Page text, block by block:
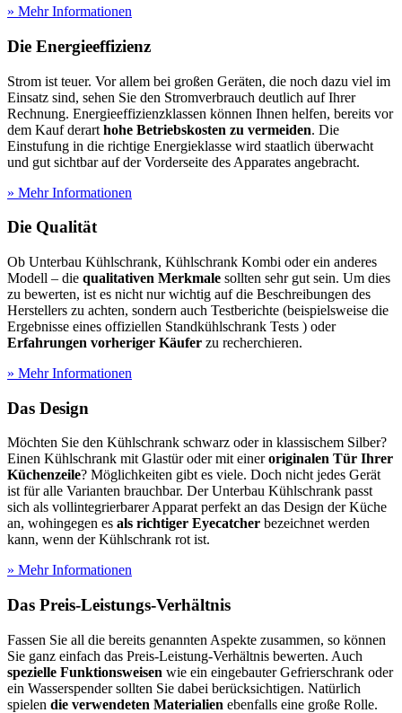
» Mehr Informationen
Die Energieeffizienz
Strom ist teuer. Vor allem bei großen Geräten, die noch dazu viel im
Einsatz sind, sehen Sie den Stromverbrauch deutlich auf Ihrer
Rechnung. Energieeffizienzklassen können Ihnen helfen, bereits vor
dem Kauf derart hohe Betriebskosten zu vermeiden. Die
Einstufung in die richtige Energieklasse wird staatlich überwacht
und gut sichtbar auf der Vorderseite des Apparates angebracht.
» Mehr Informationen
Die Qualität
Ob Unterbau Kühlschrank, Kühlschrank Kombi oder ein anderes
Modell – die qualitativen Merkmale sollten sehr gut sein. Um dies
zu bewerten, ist es nicht nur wichtig auf die Beschreibungen des
Herstellers zu achten, sondern auch Testberichte (beispielsweise die
Ergebnisse eines offiziellen Standkühlschrank Tests ) oder
Erfahrungen vorheriger Käufer zu recherchieren.
» Mehr Informationen
Das Design
Möchten Sie den Kühlschrank schwarz oder in klassischem Silber?
Einen Kühlschrank mit Glastür oder mit eineroriginalen Tür Ihrer
Küchenzeile? Möglichkeiten gibt es viele. Doch nicht jedes Gerät
ist für alle Varianten brauchbar. Der Unterbau Kühlschrank passt
sich als vollintegrierbarer Apparat perfekt an das Design der Küche
an, wohingegen es als richtiger Eyecatcher bezeichnet werden
kann, wenn der Kühlschrank rot ist.
» Mehr Informationen
Das Preis-Leistungs-Verhältnis
Fassen Sie all die bereits genannten Aspekte zusammen, so können
Sie ganz einfach das Preis-Leistung-Verhältnis bewerten. Auch
spezielle Funktionsweisen wie ein eingebauter Gefrierschrank oder
ein Wasserspender sollten Sie dabei berücksichtigen. Natürlich
spielen die verwendeten Materialien ebenfalls eine große Rolle.